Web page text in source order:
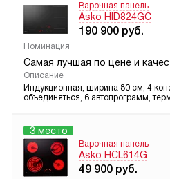
Варочная панель
Asko HID824GC
190 900 руб.
Номинация
Самая лучшая по цене и
Описание
Индукционная, ширина 80 см, 4
объединяться, 6 автопрограмм,
3 место
Варочная панель
Asko HCL614G
49 900 руб.